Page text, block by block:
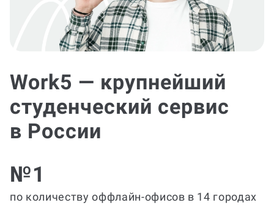
Work5 — крупнейший
студенческий сервис
в России
№1
по количеству оффлайн-офисов в 14 городах